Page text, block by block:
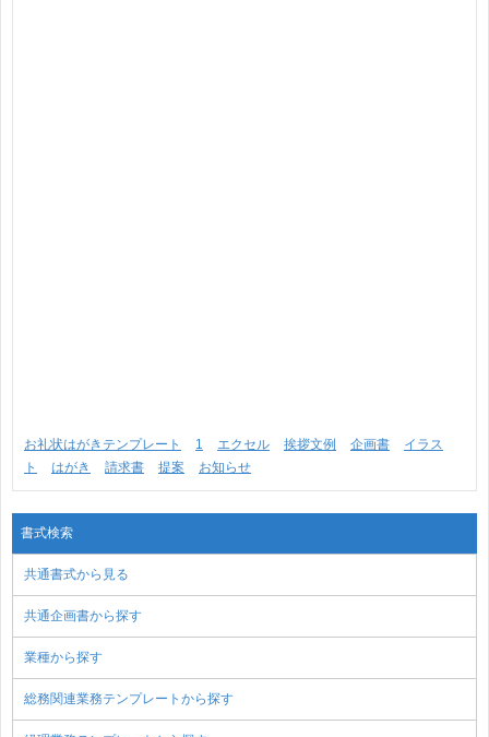
お礼状はがきテンプレート 1 エクセル 挨拶文例 企画書
イラス
ト
はがき 請求書 提案 お知らせ
書式検索
共通書式から見る
共通企画書から探す
業種から探す
総務関連業務テンプレートから探す